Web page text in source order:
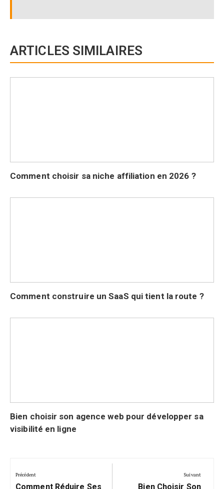
ARTICLES SIMILAIRES
Comment choisir sa niche affiliation en 2026 ?
Comment construire un SaaS qui tient la route ?
Bien choisir son agence web pour développer sa
visibilité en ligne
de
Précédent
Précédent:
Comment Réduire Ses
Suivant
Suivant:
Bien Choisir Son